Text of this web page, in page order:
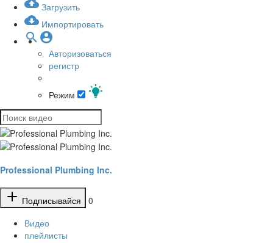
Загрузить
Импортировать
Авторизоваться
регистр
Режим
Professional Plumbing Inc.
Подписывайся
0
Видео
плейлисты